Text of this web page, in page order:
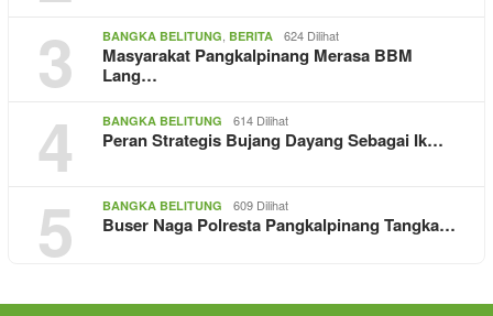
3 BANGKA BELITUNG BERITA 624 Dilihat
Masyarakat Pangkalpinang Merasa BBM
Lang…
4 BANGKA BELITUNG 614 Dilihat
Peran Strategis Bujang Dayang Sebagai Ik…
5 BANGKA BELITUNG 609 Dilihat
Buser Naga Polresta Pangkalpinang Tangka…